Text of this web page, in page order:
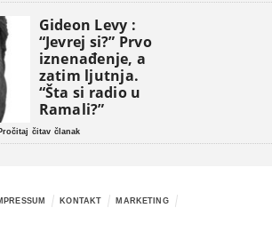
Gideon Levy :
“Jevrej si?” Prvo
iznenađenje, a
zatim ljutnja.
“Šta si radio u
Ramali?”
Pročitaj čitav članak
KONTAKT
MARKETING